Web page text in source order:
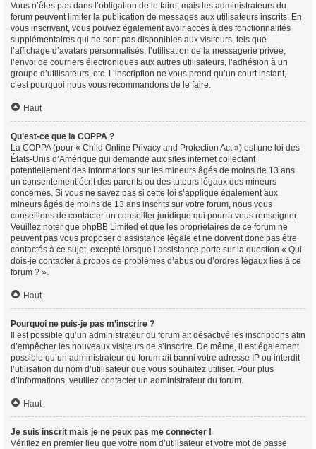
Vous n’êtes pas dans l’obligation de le faire, mais les administrateurs du
forum peuvent limiter la publication de messages aux utilisateurs inscrits. En
vous inscrivant, vous pouvez également avoir accès à des fonctionnalités
supplémentaires qui ne sont pas disponibles aux visiteurs, tels que
l’affichage d’avatars personnalisés, l’utilisation de la messagerie privée,
l’envoi de courriers électroniques aux autres utilisateurs, l’adhésion à un
groupe d’utilisateurs, etc. L’inscription ne vous prend qu’un court instant,
c’est pourquoi nous vous recommandons de le faire.
Haut
Qu’est-ce que la COPPA ?
La COPPA (pour « Child Online Privacy and Protection Act ») est une loi des
États-Unis d’Amérique qui demande aux sites internet collectant
potentiellement des informations sur les mineurs âgés de moins de 13 ans
un consentement écrit des parents ou des tuteurs légaux des mineurs
concernés. Si vous ne savez pas si cette loi s’applique également aux
mineurs âgés de moins de 13 ans inscrits sur votre forum, nous vous
conseillons de contacter un conseiller juridique qui pourra vous renseigner.
Veuillez noter que phpBB Limited et que les propriétaires de ce forum ne
peuvent pas vous proposer d’assistance légale et ne doivent donc pas être
contactés à ce sujet, excepté lorsque l’assistance porte sur la question « Qui
dois-je contacter à propos de problèmes d’abus ou d’ordres légaux liés à ce
forum ? ».
Haut
Pourquoi ne puis-je pas m’inscrire ?
Il est possible qu’un administrateur du forum ait désactivé les inscriptions afin
d’empêcher les nouveaux visiteurs de s’inscrire. De même, il est également
possible qu’un administrateur du forum ait banni votre adresse IP ou interdit
l’utilisation du nom d’utilisateur que vous souhaitez utiliser. Pour plus
d’informations, veuillez contacter un administrateur du forum.
Haut
Je suis inscrit mais je ne peux pas me connecter !
Vérifiez en premier lieu que votre nom d’utilisateur et votre mot de passe